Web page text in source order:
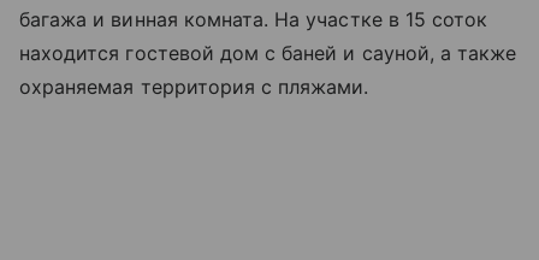
багажа и винная комната. На участке в 15 соток
находится гостевой дом с баней и сауной, а также
охраняемая территория с пляжами.